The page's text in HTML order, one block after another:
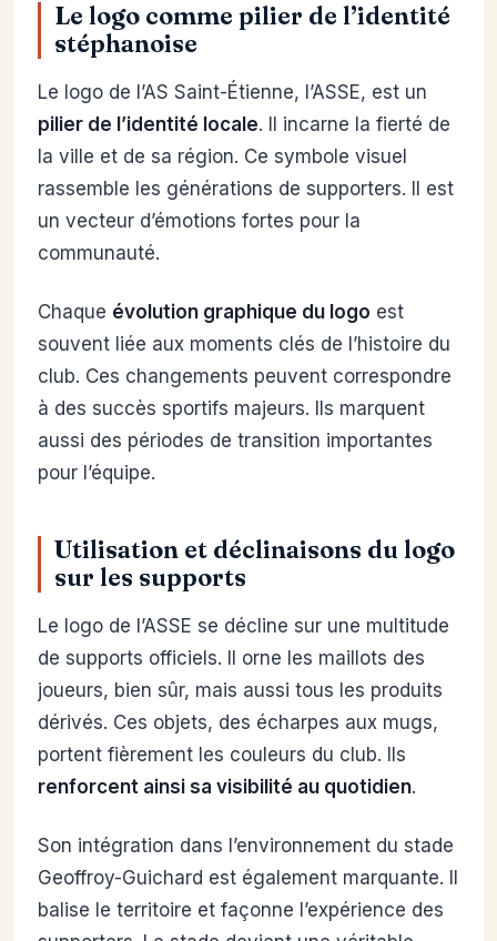
Le logo comme pilier de l’identité
stéphanoise
Le logo de l’AS Saint-Étienne, l’ASSE, est un
pilier de l’identité locale. Il incarne la fierté de
la ville et de sa région. Ce symbole visuel
rassemble les générations de supporters. Il est
un vecteur d’émotions fortes pour la
communauté.
Chaque évolution graphique du logo est
souvent liée aux moments clés de l’histoire du
club. Ces changements peuvent correspondre
à des succès sportifs majeurs. Ils marquent
aussi des périodes de transition importantes
pour l’équipe.
Utilisation et déclinaisons du logo
sur les supports
Le logo de l’ASSE se décline sur une multitude
de supports officiels. Il orne les maillots des
joueurs, bien sûr, mais aussi tous les produits
dérivés. Ces objets, des écharpes aux mugs,
portent fièrement les couleurs du club. Ils
renforcent ainsi sa visibilité au quotidien.
Son intégration dans l’environnement du stade
Geoffroy-Guichard est également marquante. Il
balise le territoire et façonne l’expérience des